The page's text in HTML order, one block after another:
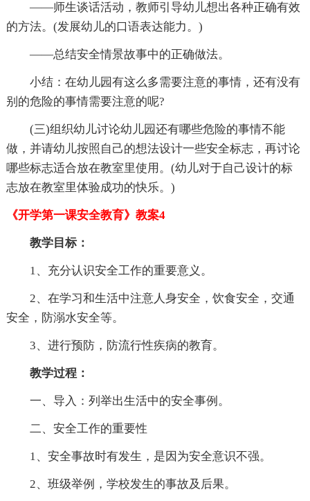
——师生谈话活动，教师引导幼儿想出各种正确有效
的方法。(发展幼儿的口语表达能力。)
——总结安全情景故事中的正确做法。
小结：在幼儿园有这么多需要注意的事情，还有没有
别的危险的事情需要注意的呢?
(三)组织幼儿讨论幼儿园还有哪些危险的事情不能
做，并请幼儿按照自己的想法设计一些安全标志，再讨论
哪些标志适合放在教室里使用。(幼儿对于自己设计的标
志放在教室里体验成功的快乐。)
《开学第一课安全教育》教案4
教学目标：
1、充分认识安全工作的重要意义。
2、在学习和生活中注意人身安全，饮食安全，交通
安全，防溺水安全等。
3、进行预防，防流行性疾病的教育。
教学过程：
一、导入：列举出生活中的安全事例。
二、安全工作的重要性
1、安全事故时有发生，是因为安全意识不强。
2、班级举例，学校发生的事故及后果。